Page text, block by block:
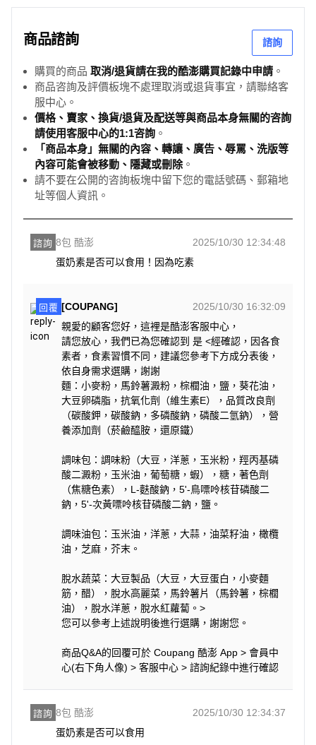
商品諮詢 諮詢
購買的商品 取消/退貨請在我的酷澎購買記錄中申請 。
商品咨詢及評價板塊不處理取消或退貨事宜，請聯絡客
服中心。
價格、賣家、換貨/退貨及配送等與商品本身無關的咨詢
請使用客服中心的1:1咨詢 。
「商品本身」無關的內容、轉讓、廣告、辱罵、洗版等
內容可能會被移動、隱藏或刪除。
請不要在公開的咨詢板塊中留下您的電話號碼、郵箱地
址等個人資訊。
諮詢 8包 酷澎
2025/10/30 12:34:48
蛋奶素是否可以食用！因為吃素
回覆 [COUPANG]
2025/10/30 16:32:09
親愛的顧客您好，這裡是酷澎客服中心，
請您放心，我們已為您確認到 是 <經確認，因各食
素者，食素習慣不同，建議您參考下方成分表後，
依自身需求選購，謝謝
麵：小麥粉，馬鈴薯澱粉，棕櫚油，鹽，葵花油，
大豆卵磷脂，抗氧化劑（維生素E），品質改良劑
（碳酸鉀，碳酸鈉，多磷酸鈉，磷酸二氫鈉），營
養添加劑（菸鹼醯胺，還原鐵）
調味包：調味粉（大豆，洋蔥，玉米粉，羥丙基磷
酸二澱粉，玉米油，葡萄糖，蝦），糖，著色劑
（焦糖色素），L-麩酸鈉，5'-鳥嘌呤核苷磷酸二
鈉，5'-次黃嘌呤核苷磷酸二鈉，鹽。
調味油包：玉米油，洋蔥，大蒜，油菜籽油，橄欖
油，芝麻，芥末。
脫水蔬菜：大豆製品（大豆，大豆蛋白，小麥麵
筋，醋），脫水高麗菜，馬鈴薯片（馬鈴薯，棕櫚
油），脫水洋蔥，脫水紅蘿蔔。>
您可以參考上述說明後進行選購，謝謝您。
商品Q&A的回覆可於 Coupang 酷澎 App > 會員中
心(右下角人像) > 客服中心 > 諮詢紀錄中進行確認
諮詢 8包 酷澎
2025/10/30 12:34:37
蛋奶素是否可以食用